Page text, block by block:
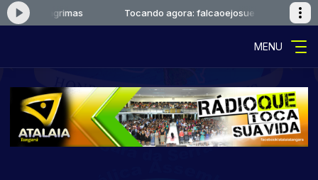
lagrimas Tocando agora: falcaoejosue-lagrimas
MENU